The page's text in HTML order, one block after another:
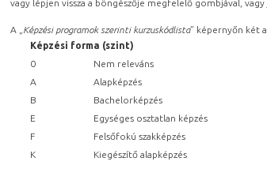
vagy lépjen vissza a böngészője megfelelő gombjával,
A „ Képzési programok szerinti kurzuskódlista” képernyőn két
Képzési forma (szint)
0
Nem releváns
A
Alapképzés
B
Bachelorképzés
E
Egységes osztatlan képzés
F
Felsőfokú szakképzés
K
Kiegészítő alapképzés